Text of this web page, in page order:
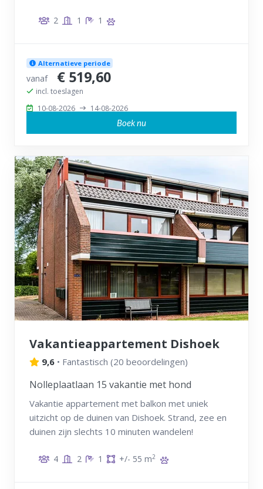
2 1 1
Alternatieve periode
vanaf € 519,60
incl. toeslagen
10-08-2026
14-08-2026
Boek nu
Vakantieappartement Dishoek
9,6 • Fantastisch (20 beoordelingen)
Nolleplaatlaan 15 vakantie met hond
Vakantie appartement met balkon met uniek
uitzicht op de duinen van Dishoek. Strand, zee en
duinen zijn slechts 10 minuten wandelen!
4 2 1 +/- 55 m2